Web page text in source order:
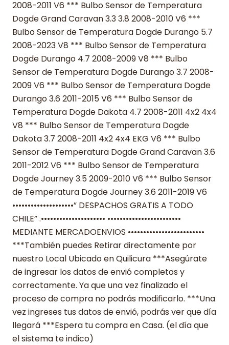
2008-2011 V6 *** Bulbo Sensor de Temperatura
Dogde Grand Caravan 3.3 3.8 2008-2010 V6 ***
Bulbo Sensor de Temperatura Dogde Durango 5.7
2008-2023 V8 *** Bulbo Sensor de Temperatura
Dogde Durango 4.7 2008-2009 V8 *** Bulbo
Sensor de Temperatura Dogde Durango 3.7 2008-
2009 V6 *** Bulbo Sensor de Temperatura Dogde
Durango 3.6 2011-2015 V6 *** Bulbo Sensor de
Temperatura Dogde Dakota 4.7 2008-2011 4x2 4x4
V8 *** Bulbo Sensor de Temperatura Dogde
Dakota 3.7 2008-2011 4x2 4x4 EKG V6 *** Bulbo
Sensor de Temperatura Dogde Grand Caravan 3.6
2011-2012 V6 *** Bulbo Sensor de Temperatura
Dogde Journey 3.5 2009-2010 V6 *** Bulbo Sensor
de Temperatura Dogde Journey 3.6 2011-2019 V6
••••••••••••••••••••” DESPACHOS GRATIS A TODO
CHILE” .••••••••••••••••••••• ••••••••••••••••••••••••
MEDIANTE MERCADOENVIOS •••••••••••••••••••••••••
***También puedes Retirar directamente por
nuestro Local Ubicado en Quilicura ***Asegúrate
de ingresar los datos de envió completos y
correctamente. Ya que una vez finalizado el
proceso de compra no podrás modificarlo. ***Una
vez ingreses tus datos de envió, podrás ver que día
llegará ***Espera tu compra en Casa. (el día que
el sistema te indico)